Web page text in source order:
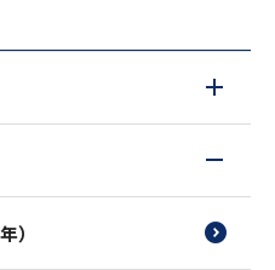
）